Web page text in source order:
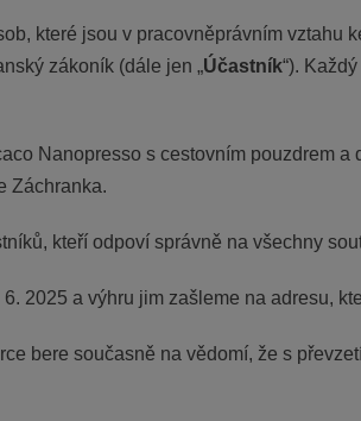
které jsou v pracovněprávním vztahu
zákoník (dále jen „Účastník“).
Nanopresso s cestovním pouzdrem a
Záchranka.
kteří odpoví správně na všechny
2025 a výhru jim zašleme na adresu,
bere současně na vědomí, že s